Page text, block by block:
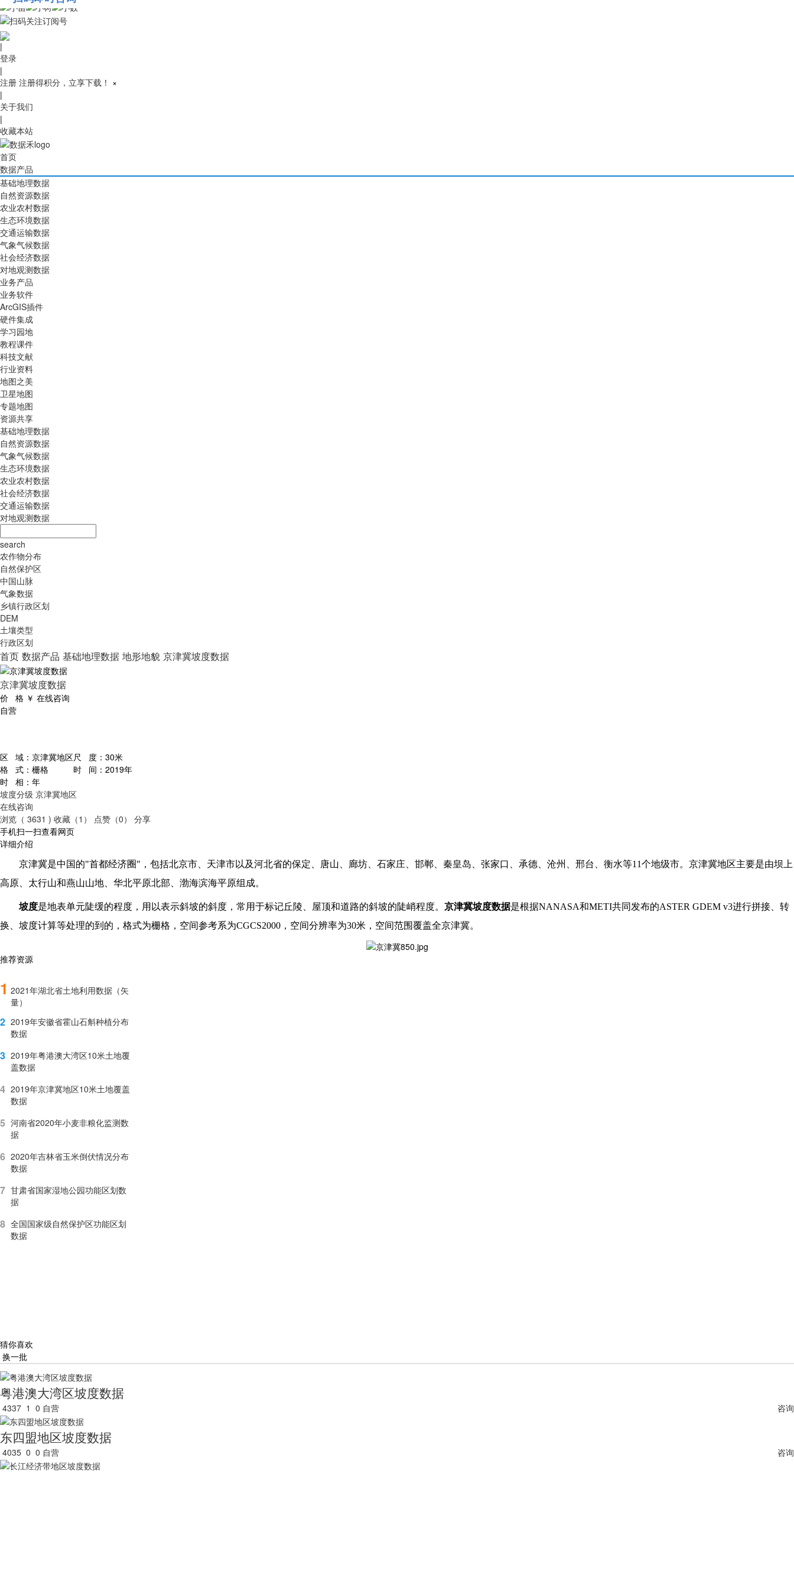
010-53689091
|
登录
|
注册 注册得积分，立享下载！ ×
|
关于我们
|
收藏本站
首页
数据产品
基础地理数据
自然资源数据
农业农村数据
生态环境数据
交通运输数据
气象气候数据
社会经济数据
对地观测数据
业务产品
业务软件
ArcGIS插件
硬件集成
学习园地
教程课件
科技文献
行业资料
地图之美
卫星地图
专题地图
资源共享
基础地理数据
自然资源数据
气象气候数据
生态环境数据
农业农村数据
社会经济数据
交通运输数据
对地观测数据
search
农作物分布
自然保护区
中国山脉
气象数据
乡镇行政区划
DEM
土壤类型
行政区划
首页 数据产品 基础地理数据 地形地貌 京津冀坡度数据
京津冀坡度数据
价 格 ￥ 在线咨询
自营
区 域： 京津冀地区尺 度： 30米
格 式： 栅格 时 间： 2019年
时 相： 年
坡度分级 京津冀地区
在线咨询
浏览（ 3631 ) 收藏（1） 点赞（0）
分享
手机扫一扫查看网页
详细介绍
京津冀是中国的"首都经济圈"，包括北京市、天津市以及河北省的保定、唐山、廊坊、石家庄、邯郸、秦皇岛、张家口、承德、沧州、邢台、衡水等11个地级市。京津冀地区主要是由坝上
高原、太行山和燕山山地、华北平原北部、渤海滨海平原组成。
坡度是地表单元陡缓的程度，用以表示斜坡的斜度，常用于标记丘陵、屋顶和道路的斜坡的陡峭程度。 京津冀坡度数据是根据NANASA和METI共同发布的ASTER GDEM v3进行拼接、转
换、坡度计算等处理的到的，格式为栅格，空间参考系为CGCS2000，空间分辨率为30米，空间范围覆盖全京津冀。
推荐资源
1 2021年湖北省土地利用数据（矢
量）
2 2019年安徽省霍山石斛种植分布
数据
3 2019年粤港澳大湾区10米土地覆
盖数据
4 2019年京津冀地区10米土地覆盖
数据
5 河南省2020年小麦非粮化监测数
据
6 2020年吉林省玉米倒伏情况分布
数据
7 甘肃省国家湿地公园功能区划数
据
8 全国国家级自然保护区功能区划
数据
猜你喜欢
换一批
粤港澳大湾区坡度数据
4337 1 0 自营 咨询
东四盟地区坡度数据
4035 0 0 自营 咨询